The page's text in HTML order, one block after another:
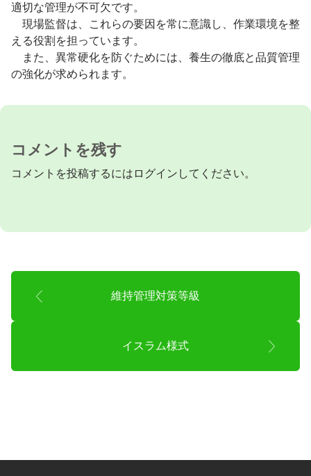
適切な管理が不可欠です。
現場監督は、これらの要因を常に意識し、作業環境を整
える役割を担っています。
また、異常硬化を防ぐためには、養生の徹底と品質管理
の強化が求められます。
コメントを残す
コメントを投稿するには ログイン してください。
維持管理対策等級
イスラム様式